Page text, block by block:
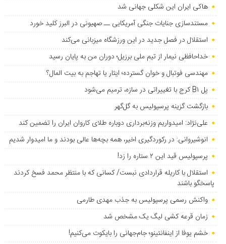
هاکی ایران این شکلی جهانی شد
مستندسازی جنایات جنگی آمریکایی ــ صهیونی در البرز کلید خورد
استقلال در فصل جدید در این ورزشگاه میزبانی می‌کند
خداحافظی نیمار از تیم ملی برزیل؛ دوران من به پایان رسید
مهندسی فوتبال و خوان گسترده؛ ایثار یا تهاجم به بیت المال؟
پل B۱ کرج با تغییراتی در سازه، ترمیم می‌شود
بازگشت گزینه پرسپولیس به ‌گل‌گهر
علی‌نژاد: امیدواریم وزنه‌برداری دوباره طلای کاروان ایران را تضمین کند
انوشیروانی: در رکوردگیری اخیر، همه بچه‌ها عالی بودند و ما امیدوار شدیم
پرسپولیس قید این ۲ ستاره را زد!
استقلال با کاریله قراردادی نبست/ کسانی که با منتظر محمد فسخ کردند
پاسخگو باشند
واکنش رسمی پرسپولیس به جذب مهدی طارمی
زمان قرعه کشی لیگ یک مشخص شد
خشم یوفا از اینفانتینو؛ جام‌جهانی را بایکوت می‌کنیم!